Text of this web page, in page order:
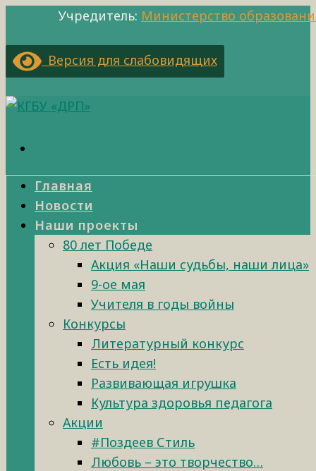
Учредитель: Министерство
Версия для слабовидящих
Главная
Новости
Наши проекты
80 лет Победе
Акция «Наши судьбы, наши лица»
9-ое мая
Учителя в годы войны
Конкурсы
Литературный конкурс
Есть идея!
Развивающая игрушка
Культура здоровья педагога
Акции
#Поздеев Стиль
Любовь – это творчество…